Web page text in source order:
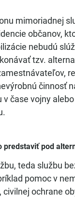
mimoriadnej
občanov,
nebudú
tzv.
činnosť
čase vojny
predstaviť pod
teda službu
pomoc v
civilnej ochrane